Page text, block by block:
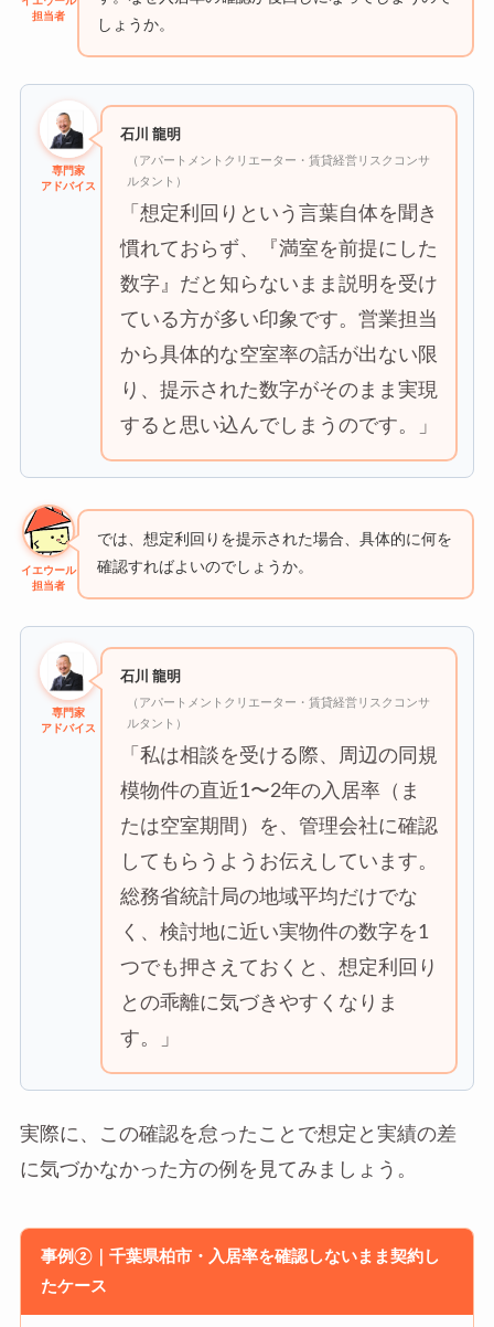
担当者
しょうか。
専門家
アドバイス
石川 龍明
（アパートメントクリエーター・賃貸経営リスクコンサ
ルタント）
「想定利回りという言葉自体を聞き
慣れておらず、『満室を前提にした
数字』だと知らないまま説明を受け
ている方が多い印象です。営業担当
から具体的な空室率の話が出ない限
り、提示された数字がそのまま実現
すると思い込んでしまうのです。」
イエウール
担当者
では、想定利回りを提示された場合、具体的に何を
確認すればよいのでしょうか。
専門家
アドバイス
石川 龍明
（アパートメントクリエーター・賃貸経営リスクコンサ
ルタント）
「私は相談を受ける際、周辺の同規
模物件の直近1〜2年の入居率（ま
たは空室期間）を、管理会社に確認
してもらうようお伝えしています。
総務省統計局の地域平均だけでな
く、検討地に近い実物件の数字を1
つでも押さえておくと、想定利回り
との乖離に気づきやすくなりま
す。」
実際に、この確認を怠ったことで想定と実績の差
に気づかなかった方の例を見てみましょう。
事例②｜千葉県柏市・入居率を確認しないまま契約し
たケース